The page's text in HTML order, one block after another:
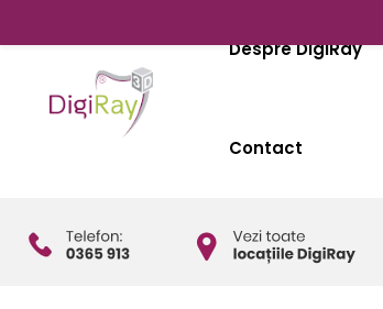
Despre DigiRay
Contact